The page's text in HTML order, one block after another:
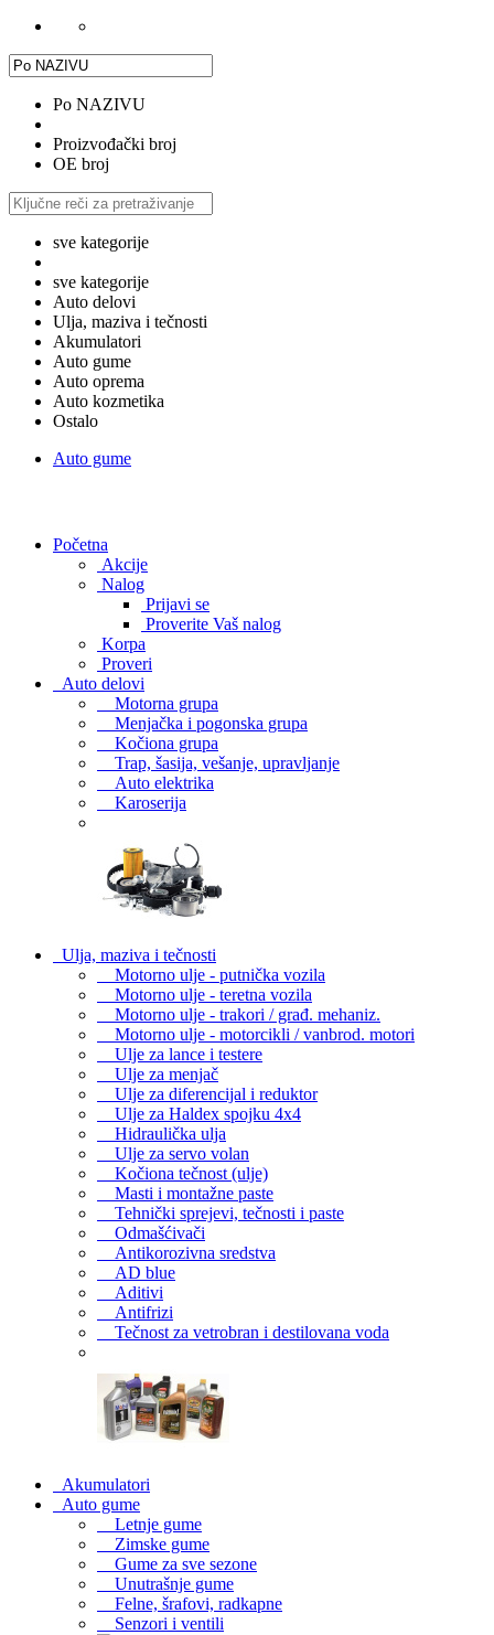
Po NAZIVU
Proizvođački broj
OE broj
sve kategorije
sve kategorije
Auto delovi
Ulja, maziva i tečnosti
Akumulatori
Auto gume
Auto oprema
Auto kozmetika
Ostalo
Auto gume
Početna
Akcije
Nalog
Prijavi se
Proverite Vaš nalog
Korpa
Proveri
Auto delovi
Motorna grupa
Menjačka i pogonska grupa
Kočiona grupa
Trap, šasija, vešanje, upravljanje
Auto elektrika
Karoserija
Ulja, maziva i tečnosti
Motorno ulje - putnička vozila
Motorno ulje - teretna vozila
Motorno ulje - trakori / građ. mehaniz.
Motorno ulje - motorcikli / vanbrod. motori
Ulje za lance i testere
Ulje za menjač
Ulje za diferencijal i reduktor
Ulje za Haldex spojku 4x4
Hidraulička ulja
Ulje za servo volan
Kočiona tečnost (ulje)
Masti i montažne paste
Tehnički sprejevi, tečnosti i paste
Odmašćivači
Antikorozivna sredstva
AD blue
Aditivi
Antifrizi
Tečnost za vetrobran i destilovana voda
Akumulatori
Auto gume
Letnje gume
Zimske gume
Gume za sve sezone
Unutrašnje gume
Felne, šrafovi, radkapne
Senzori i ventili